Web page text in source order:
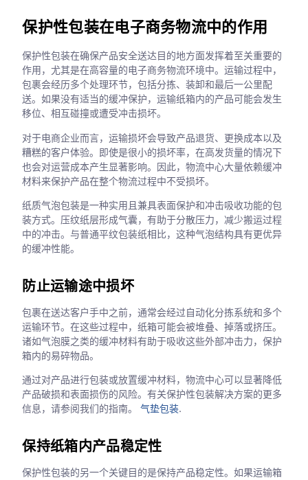
保护性包装在电子商务物流中的作用
保护性包装在确保产品安全送达目的地方面发挥着至关重要的
作用，尤其是在高容量的电子商务物流环境中。运输过程中，
包裹会经历多个处理环节，包括分拣、装卸和最后一公里配
送。如果没有适当的缓冲保护，运输纸箱内的产品可能会发生
移位、相互碰撞或遭受冲击损坏。
对于电商企业而言，运输损坏会导致产品退货、更换成本以及
糟糕的客户体验。即使是很小的损坏率，在高发货量的情况下
也会对运营成本产生显著影响。因此，物流中心大量依赖缓冲
材料来保护产品在整个物流过程中不受损坏。
纸质气泡包装是一种实用且兼具表面保护和冲击吸收功能的包
装方式。压纹纸层形成气囊，有助于分散压力，减少搬运过程
中的冲击。与普通平纹包装纸相比，这种气泡结构具有更优异
的缓冲性能。
防止运输途中损坏
包裹在送达客户手中之前，通常会经过自动化分拣系统和多个
运输环节。在这些过程中，纸箱可能会被堆叠、掉落或挤压。
诸如气泡膜之类的缓冲材料有助于吸收这些外部冲击力，保护
箱内的易碎物品。
通过对产品进行包装或放置缓冲材料，物流中心可以显著降低
产品破损和表面损伤的风险。有关保护性包装解决方案的更多
信息，请参阅我们的指南。气垫包装.
保持纸箱内产品稳定性
保护性包装的另一个关键目的是保持产品稳定性。如果运输箱